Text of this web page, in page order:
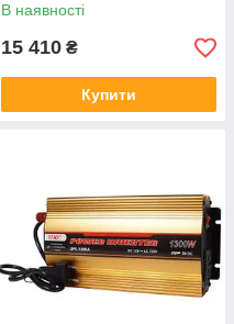
В наявності
15 410 ₴
Купити